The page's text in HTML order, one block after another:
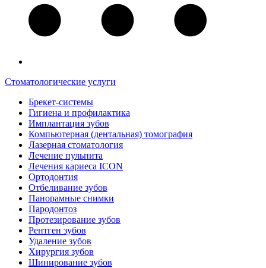
Стоматологические услуги
Брекет-системы
Гигиена и профилактика
Имплантация зубов
Компьютерная (дентальная) томография
Лазерная стоматология
Лечение пульпита
Лечения кариеса ICON
Ортодонтия
Отбеливание зубов
Панорамные снимки
Пародонтоз
Протезирование зубов
Рентген зубов
Удаление зубов
Хирургия зубов
Шинирование зубов